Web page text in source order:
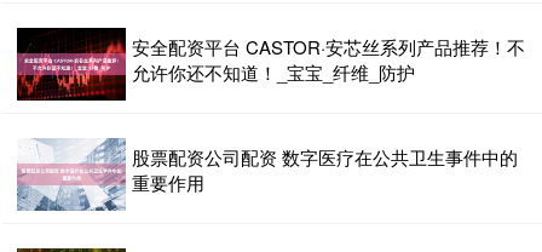
安全配资平台 CASTOR·安芯丝系列产品推荐！不
允许你还不知道！_宝宝_纤维_防护
股票配资公司配资 数字医疗在公共卫生事件中的
重要作用